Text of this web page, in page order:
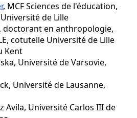
, MCF Sciences de l'éducation,
Université de Lille
doctorant en anthropologie,
cotutelle Université de Lille
Kent
Université de Varsovie,
Université de Lausanne,
Avila, Université Carlos III de